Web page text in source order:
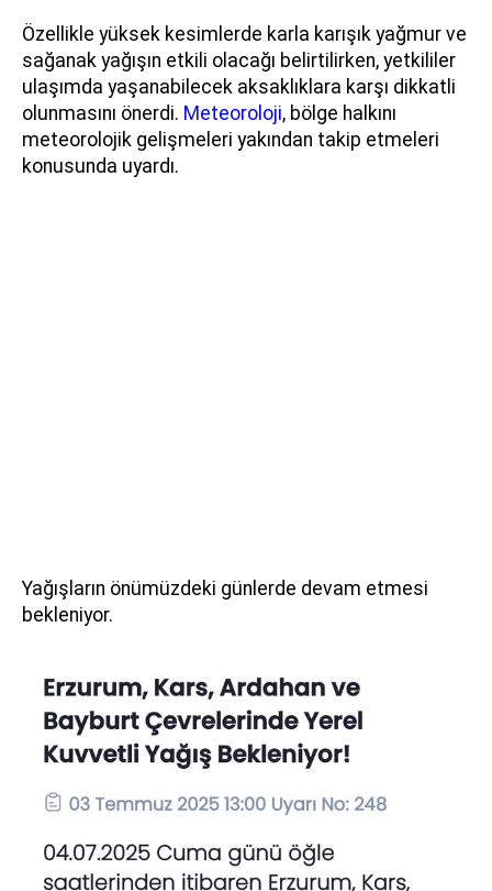
Özellikle yüksek kesimlerde karla karışık yağmur ve
sağanak yağışın etkili olacağı belirtilirken, yetkililer
ulaşımda yaşanabilecek aksaklıklara karşı dikkatli
olunmasını önerdi. Meteoroloji, bölge halkını
meteorolojik gelişmeleri yakından takip etmeleri
konusunda uyardı.
Yağışların önümüzdeki günlerde devam etmesi
bekleniyor.